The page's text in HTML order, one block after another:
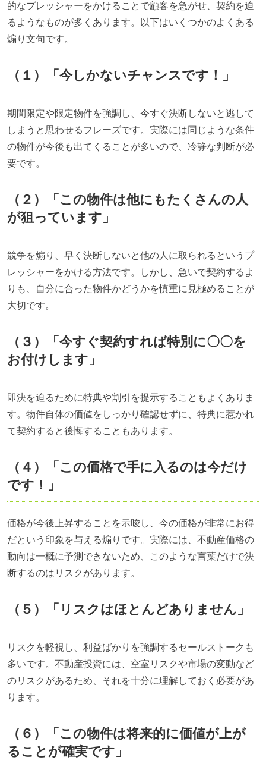
的なプレッシャーをかけることで顧客を急がせ、契約を迫
るようなものが多くあります。以下はいくつかのよくある
煽り文句です。
（１）「今しかないチャンスです！」
期間限定や限定物件を強調し、今すぐ決断しないと逃して
しまうと思わせるフレーズです。実際には同じような条件
の物件が今後も出てくることが多いので、冷静な判断が必
要です。
（２）「この物件は他にもたくさんの人
が狙っています」
競争を煽り、早く決断しないと他の人に取られるというプ
レッシャーをかける方法です。しかし、急いで契約するよ
りも、自分に合った物件かどうかを慎重に見極めることが
大切です。
（３）「今すぐ契約すれば特別に〇〇を
お付けします」
即決を迫るために特典や割引を提示することもよくありま
す。物件自体の価値をしっかり確認せずに、特典に惹かれ
て契約すると後悔することもあります。
（４）「この価格で手に入るのは今だけ
です！」
価格が今後上昇することを示唆し、今の価格が非常にお得
だという印象を与える煽りです。実際には、不動産価格の
動向は一概に予測できないため、このような言葉だけで決
断するのはリスクがあります。
（５）「リスクはほとんどありません」
リスクを軽視し、利益ばかりを強調するセールストークも
多いです。不動産投資には、空室リスクや市場の変動など
のリスクがあるため、それを十分に理解しておく必要があ
ります。
（６）「この物件は将来的に価値が上が
ることが確実です」